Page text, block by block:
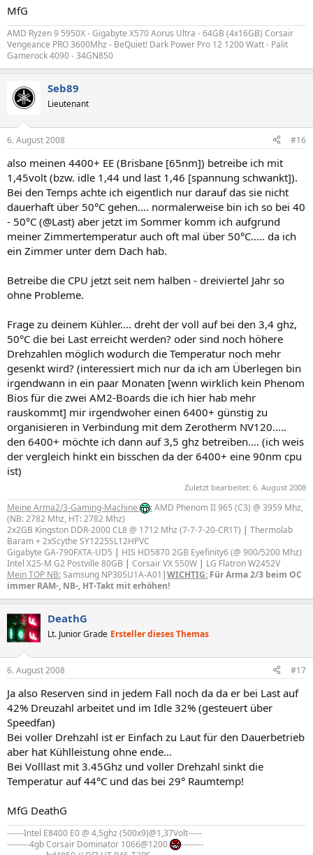
MfG
AMD Ryzen 9 5950X - Gigabyte X570 Aorus Ultra - 64GB (4x16GB) Corsair
Vengeance PRO 3600Mhz - BeQuiet! Dark Power Pro 12 1200 Watt - Palit
Gamerock 4090 - 34GN850
Seb89
Lieutenant
6. August 2008 #16
also meinen 4400+ EE (Brisbane [65nm]) betreibe ich mit
1,45volt (bzw. idle 1,44 und last 1,46 [spannung schwankt]).
Bei den Temps achte ich eigentlich nur darauf das sie nicht
dauerhaft über 50°C gehen.... normalerweise bin ich so bei 40
- 50°C (@Last) aber jetzt im Sommer komm ich aufgrund
meiner Zimmertemperatur auch oft mal über 50°C..... da ich
ein Zimmer unter dem Dach hab.
Betreibe die CPU jetzt seit nem halben - dreiviertel Jahr so
ohne Probleme.
Frage zu deinem Kühler.... dreht der voll auf bei den 3,4 ghz,
50°C die bei Last erreicht werden? oder sind noch höhere
Drehzahlen möglich wodurch die Temperatur noch mehr
gesenkt wird? (interessiert mich nur da ich am Überlegen bin
irgendwann in ein paar Monaten [wenn wirklich kein Phenom
Bios für die zwei AM2-Boards die ich hier hab mehr
rauskommt] mir irgendwoher einen 6400+ günstig zu
organisieren in Verbindung mit dem Zerotherm NV120.....
den 6400+ möchte ich dann auf 3,5 ghz betreiben.... (ich weis
der vergleich hinkt ein bisschen da der 6400+ eine 90nm cpu
ist)
Zuletzt bearbeitet: 6. August 2008
Meine Arma2/3-Gaming-Machine :AMD Phenom II 965 (C3) @ 3959 Mhz,
(NB: 2782 Mhz, HT: 2782 Mhz)
2x2GB Kingston DDR-2000 CL8 @ 1712 Mhz (7-7-7-20-CR1T) | Thermolab
Baram + 2xScythe SY1225SL12HPVC
Gigabyte GA-790FXTA-UD5 | HIS HD5870 2GB Eyefinity6 (@ 900/5200 Mhz)
Intel X25-M G2 Postville 80GB | Corsair VX 550W | LG Flatron W2452V
Mein TOP NB:Samsung NP305U1A-A01 |WICHTIG: Für Arma 2/3 beim OC
immer RAM-, NB-, HT-Takt mit erhöhen!
DeathG
Lt. Junior Grade Ersteller dieses Themas
6. August 2008 #17
Ja also Reserven sind in jedem Fall noch da da er bei Last auf
42% Dreuzahl arbeitet und im Idle 32% (gesteuert über
Speedfan)
Bei voller Drehzahl ist er Einfach zu Laut für den Dauerbetrieb
aber hat Kühlleistung ohne ende...
Bei Volllast mit 3.45Ghz und voller Drehzahl sinkt die
Temperatur auf 44°C und das bei 29° Raumtemp!
MfG DeathG
------Intel E8400 E0 @ 4,5ghz (500x9)@1,37Volt-----
--------4gb Corsair Dominator 1066@1200
--------